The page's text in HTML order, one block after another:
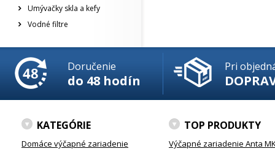
Umývačky skla a kefy
Vodné filtre
Doručenie
do 48 hodín
Pri
KATEGÓRIE
Domáce výčapné zariadenie
TOP PRODUKTY
Výčapné zariadenie Anta